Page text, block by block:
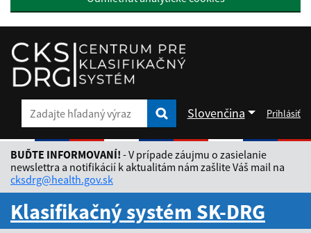
Zadajte hľadaný výraz Zadajte hľadaný výraz
Slovenčina
Rozbaliť jazykové menu
Prihlásiť
BUĎTE INFORMOVANÍ! - V prípade záujmu o zasielanie
newslettra a notifikácií k aktualitám nám zašlite Váš mail na
cksdrg@health.gov.sk
Klasifikačný systém SK-DRG